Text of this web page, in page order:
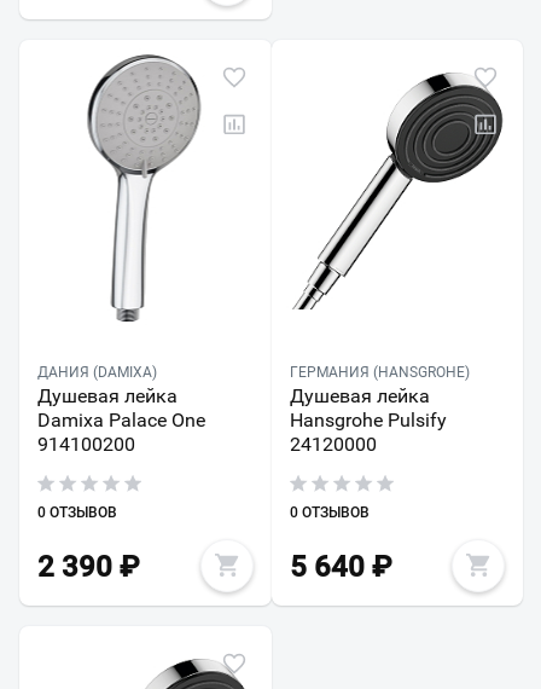
ДАНИЯ (DAMIXA)
Душевая лейка
Damixa Palace One
914100200
0 ОТЗЫВОВ
2 390 ₽
ГЕРМАНИЯ (HANSGROHE)
Душевая лейка
Hansgrohe Pulsify
24120000
0 ОТЗЫВОВ
5 640₽